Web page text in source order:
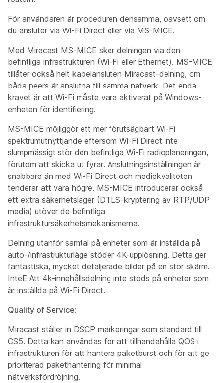
För användaren är proceduren densamma, oavsett om
du ansluter via Wi-Fi Direct eller via MS-MICE.
Med Miracast MS-MICE sker delningen via den
befintliga infrastrukturen (Wi-Fi eller Ethernet). MS-MICE
tillåter också helt kabelansluten Miracast-delning, om
båda peers är anslutna till samma nätverk. Det enda
kravet är att Wi-Fi måste vara aktiverat på Windows-
enheten för identifiering.
MS-MICE möjliggör ett mer förutsägbart Wi-Fi
spektrumutnyttjande eftersom Wi-Fi Direct inte
slumpmässigt stör den befintliga Wi-Fi radioplaneringen,
förutom att skicka ut fyrar. Anslutningsinställningen är
snabbare än med Wi-Fi Direct och mediekvaliteten
tenderar att vara högre. MS-MICE introducerar också
ett extra säkerhetslager (DTLS-kryptering av RTP/UDP
media) utöver de befintliga
infrastruktursäkerhetsmekanismerna.
Delning utanför samtal på enheter som är inställda på
auto-/infrastrukturläge stöder 4K-upplösning. Detta ger
fantastiska, mycket detaljerade bilder på en stor skärm.
InteE Att 4k-innehållsdelning inte stöds på enheter som
är inställda på Wi-Fi Direct.
Quality of Service:
Miracast ställer in DSCP markeringar som standard till
CS5. Detta kan användas för att tillhandahålla QOS i
infrastrukturen för att hantera paketburst och för att ge
prioriterad pakethantering för minimal
nätverksfördröjning.